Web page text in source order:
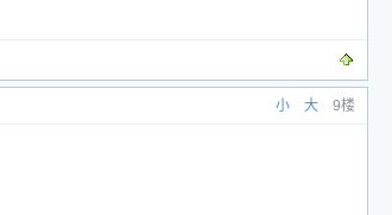
小 大 9楼